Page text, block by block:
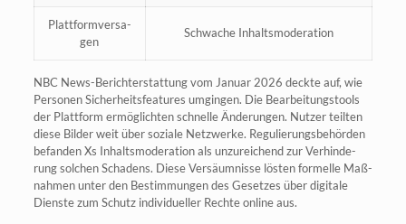
Platt­form­ver­sa­
gen
Schwa­che Inhaltsmoderation
NBC News-Bericht­erstat­tung vom Janu­ar 2026 deck­te auf, wie
Per­so­nen Sicher­heits­fea­tures umgin­gen. Die Bear­bei­tungs­tools
der Platt­form ermög­lich­ten schnel­le Ände­run­gen. Nut­zer teil­ten
die­se Bil­der weit über sozia­le Netz­wer­ke. Regu­lie­rungs­be­hör­den
befan­den Xs Inhalts­mo­de­ra­ti­on als unzu­rei­chend zur Ver­hin­de­
rung sol­chen Scha­dens. Die­se Ver­säum­nis­se lös­ten for­mel­le Maß­
nah­men unter den Bestim­mun­gen des Geset­zes über digi­ta­le
Diens­te zum Schutz indi­vi­du­el­ler Rech­te online aus.